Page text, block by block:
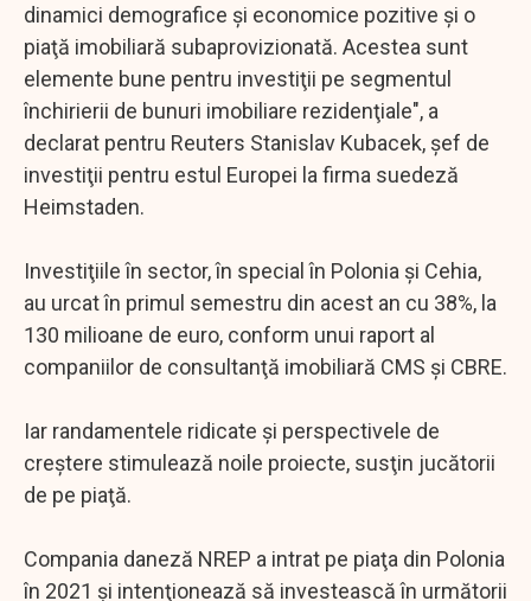
dinamici demografice şi economice pozitive şi o
piaţă imobiliară subaprovizionată. Acestea sunt
elemente bune pentru investiţii pe segmentul
închirierii de bunuri imobiliare rezidenţiale", a
declarat pentru Reuters Stanislav Kubacek, şef de
investiţii pentru estul Europei la firma suedeză
Heimstaden.
Investiţiile în sector, în special în Polonia şi Cehia,
au urcat în primul semestru din acest an cu 38%, la
130 milioane de euro, conform unui raport al
companiilor de consultanţă imobiliară CMS şi CBRE.
Iar randamentele ridicate şi perspectivele de
creştere stimulează noile proiecte, susţin jucătorii
de pe piaţă.
Compania daneză NREP a intrat pe piaţa din Polonia
în 2021 şi intenţionează să investească în următorii